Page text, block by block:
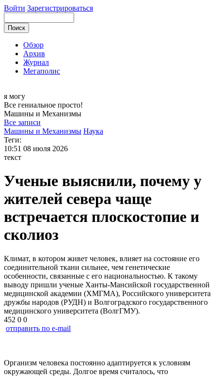
Войти Зарегистрироваться
Обзор
Архив
Журнал
Мегаполис
я могу
Все гениальное просто!
Машины и Механизмы
Все записи
Машины и Механизмы Наука
Теги:
10:51 08 июля 2026
текст
Ученые выяснили, почему у
жителей севера чаще
встречается плоскостопие и
сколиоз
Климат, в котором живет человек, влияет на состояние его
соединительной ткани сильнее, чем генетические
особенности, связанные с его национальностью. К такому
выводу пришли ученые Ханты-Мансийской государственной
медицинской академии (ХМГМА), Российского университета
дружбы народов (РУДН) и Волгоградского государственного
медицинского университета (ВолгГМУ).
452 0 0
отправить по e-mail
Организм человека постоянно адаптируется к условиям
окружающей среды. Долгое время считалось, что